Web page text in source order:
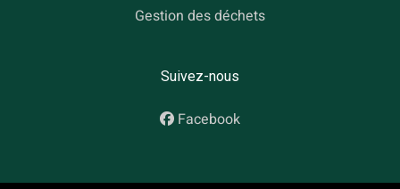
Gestion des déchets
Suivez-nous
Facebook